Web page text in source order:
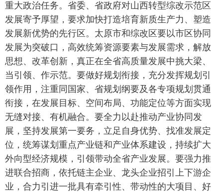
重大政治任务。省委、省政府对山西转型综改示范区
发展寄予厚望，要求加快打造培育新质生产力、塑造
发展新优势的先行区。太原市和综改区要以市区协同
发展为突破口，高效统筹资源要素与发展需求，解放
思想、改革创新，真正在全省高质量发展中挑大梁、
当引领、作示范。要做好规划衔接，充分发挥规划引
领作用，注重同国家、省规划纲要及各专项规划贯通
衔接，在发展目标、空间布局、功能定位等方面实现
无缝对接、有机融合。要全力以赴推动产业协同发
展，坚持发展第一要务，立足自身优势、找准发展定
位，统筹谋划重点产业链和产业体系建设，持续扩大
外向型经济规模，引领带动全省产业发展。要强力推
进联合招商，依托链主企业、龙头企业招引上下游企
业，合力引进一批具有牵引性、带动性的大项目、好